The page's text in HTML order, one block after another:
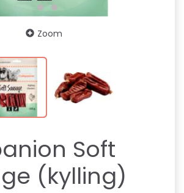
Zoom
Soft
(kylling)